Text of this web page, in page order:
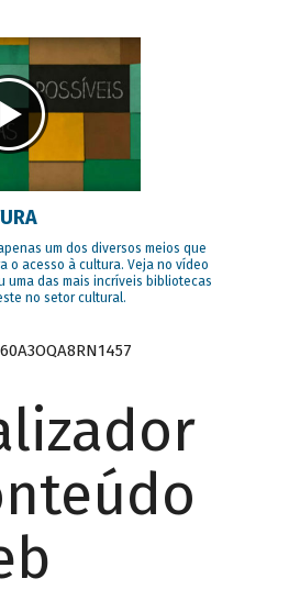
um dos diversos meios que
o acesso à cultura. Veja no vídeo
uma das mais incríveis bibliotecas
no setor cultural.